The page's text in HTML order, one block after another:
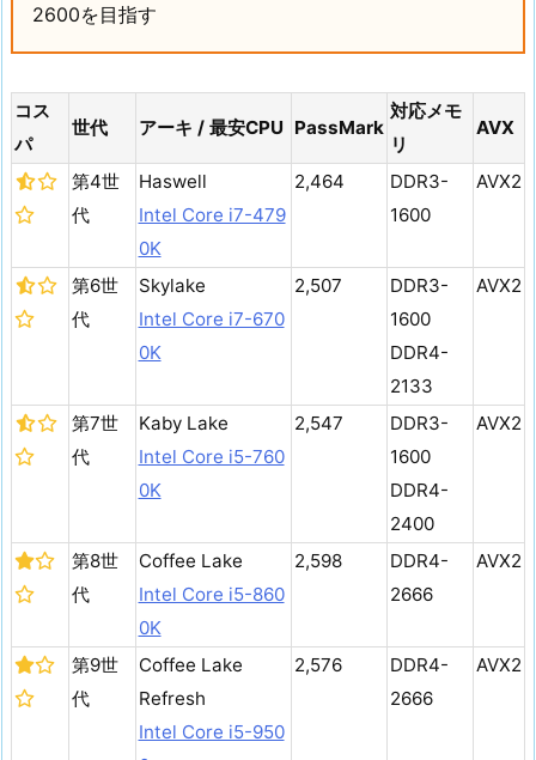
2600を目指す
コス
パ
世代 アーキ / 最安CPU PassMark
対応メモ
リ
AVX
第4世
代
Haswell
Intel Core i7-479
0K
2,464
DDR3-
1600
AVX2
第6世
代
Skylake
Intel Core i7-670
0K
2,507
DDR3-
1600
DDR4-
2133
AVX2
第7世
代
Kaby Lake
Intel Core i5-760
0K
2,547
DDR3-
1600
DDR4-
2400
AVX2
第8世
代
Coffee Lake
Intel Core i5-860
0K
2,598
DDR4-
2666
AVX2
第9世
代
Coffee Lake
Refresh
Intel Core i5-950
2,576
DDR4-
2666
AVX2